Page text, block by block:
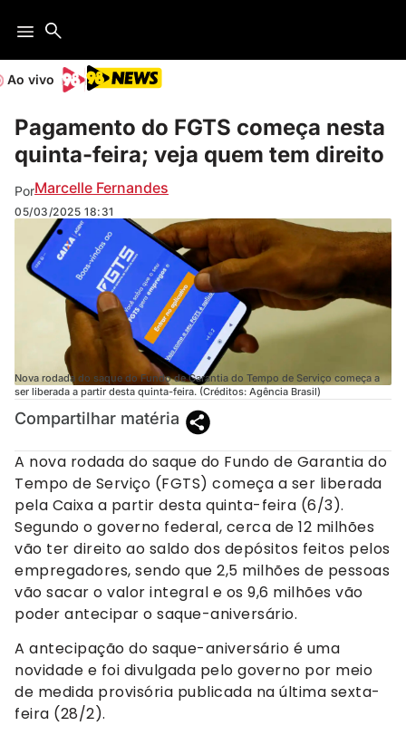
Ao vivo
Pagamento do FGTS começa nesta
quinta-feira; veja quem tem direito
PorMarcelle Fernandes
05/03/2025 18:31
Nova rodada do saque do Fundo de Garantia do Tempo de Serviço começa a
ser liberada a partir desta quinta-feira. (Créditos: Agência Brasil)
Compartilhar matéria
A nova rodada do saque do Fundo de Garantia do
Tempo de Serviço (FGTS) começa a ser liberada
pela Caixa a partir desta quinta-feira (6/3).
Segundo o governo federal, cerca de 12 milhões
vão ter direito ao saldo dos depósitos feitos pelos
empregadores, sendo que 2,5 milhões de pessoas
vão sacar o valor integral e os 9,6 milhões vão
poder antecipar o saque-aniversário.
A antecipação do saque-aniversário é uma
novidade e foi divulgada pelo governo por meio
de medida provisória publicada na última sexta-
feira (28/2).